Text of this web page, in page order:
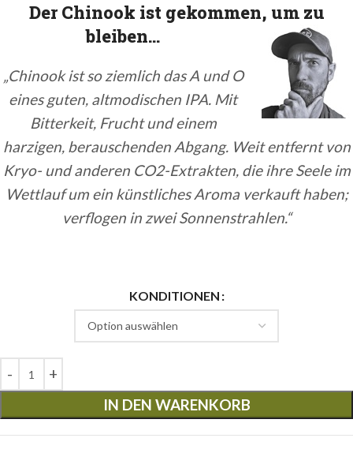
Der Chinook ist gekommen, um zu
bleiben…
„Chinook ist so ziemlich das A und O
eines guten, altmodischen IPA. Mit
Bitterkeit, Frucht und einem
harzigen, berauschenden Abgang. Weit entfernt von
Kryo- und anderen CO2-Extrakten, die ihre Seele im
Wettlauf um ein künstliches Aroma verkauft haben;
verflogen in zwei Sonnenstrahlen.“
KONDITIONEN
IN DEN WARENKORB